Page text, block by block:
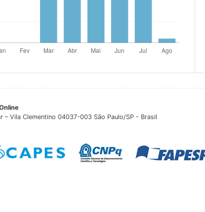
– Vila Clementino 04037-003 São Paulo/SP - Brasil